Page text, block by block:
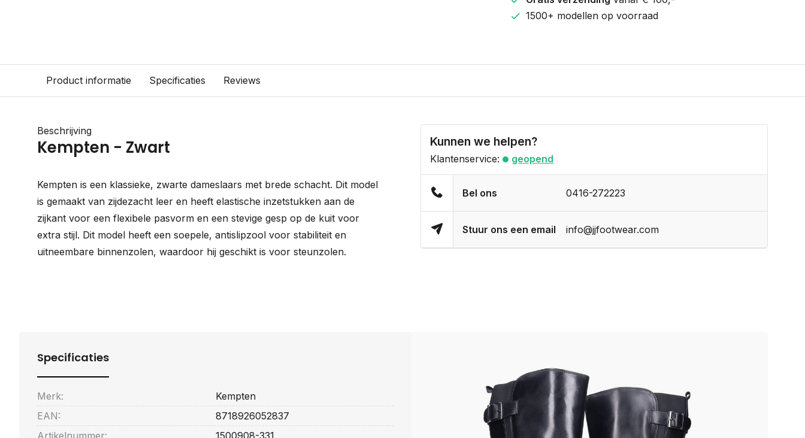
1500+ modellen op voorraad
Product informatie Specificaties Reviews
Beschrijving
Kempten - Zwart
Kempten is een klassieke, zwarte dameslaars met brede schacht. Dit model
is gemaakt van zijdezacht leer en heeft elastische inzetstukken aan de
zijkant voor een flexibele pasvorm en een stevige gesp op de kuit voor
extra stijl. Dit model heeft een soepele, antislipzool voor stabiliteit en
uitneembare binnenzolen, waardoor hij geschikt is voor steunzolen.
Kunnen we helpen?
Klantenservice: geopend
Bel ons 0416-272223
Stuur ons een email info@jjfootwear.com
Specificaties
Merk:
Kempten
EAN:
8718926052837
Artikelnummer:
1500908-331